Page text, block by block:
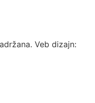
Veb dizajn: